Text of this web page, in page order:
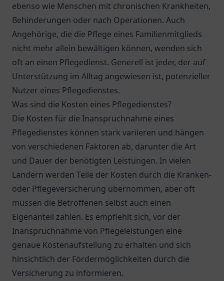
ebenso wie Menschen mit chronischen Krankheiten,
Behinderungen oder nach Operationen. Auch
Angehörige, die die Pflege eines Familienmitglieds
nicht mehr allein bewältigen können, wenden sich
oft an einen Pflegedienst. Generell ist jeder, der auf
Unterstützung im Alltag angewiesen ist, potenzieller
Nutzer eines Pflegedienstes.
Was sind die Kosten eines Pflegedienstes?
Die Kosten für die Inanspruchnahme eines
Pflegedienstes können stark variieren und hängen
von verschiedenen Faktoren ab, darunter die Art
und Dauer der benötigten Leistungen. In vielen
Ländern werden Teile der Kosten durch die Kranken-
oder Pflegeversicherung übernommen, aber oft
müssen die Betroffenen selbst auch einen
Eigenanteil zahlen. Es empfiehlt sich, vor der
Inanspruchnahme von Pflegeleistungen eine
genaue Kostenaufstellung zu erhalten und sich
hinsichtlich der Fördermöglichkeiten durch die
Versicherung zu informieren.